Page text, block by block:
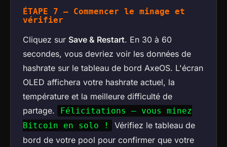
ÉTAPE 7 — Commencer le minage et
vérifier
Cliquez sur Save & Restart. En 30 à 60
secondes, vous devriez voir les données de
hashrate sur le tableau de bord AxeOS. L'écran
OLED affichera votre hashrate actuel, la
température et la meilleure difficulté de
partage.
Félicitations — vous minez
Bitcoin en solo !
Vérifiez le tableau de
bord de votre pool pour confirmer que votre